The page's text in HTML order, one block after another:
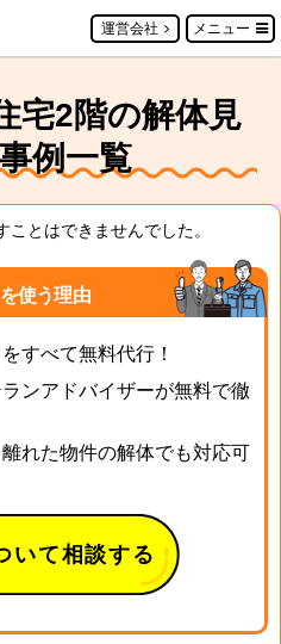
運営会社 メニュー
宅2階の解体見
例一覧
とはできませんでした。
使う理由
すべて無料代行！
ンアドバイザーが無料で徹
れた物件の解体でも対応可
いて相談する